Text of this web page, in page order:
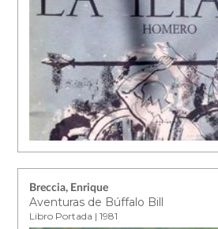
Breccia, Enrique
Aventuras de Búffalo Bill
Libro Portada | 1981